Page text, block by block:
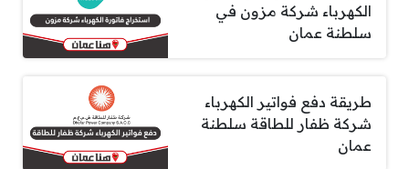
الكهرباء شركة مزون في
سلطنة عمان
طريقة دفع فواتير الكهرباء
شركة ظفار للطاقة سلطنة
عمان